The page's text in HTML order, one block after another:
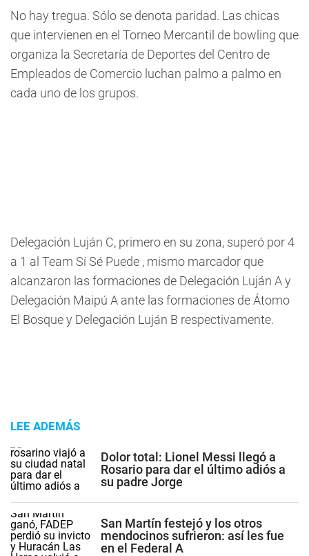
No hay tregua. Sólo se denota paridad. Las chicas
que intervienen en el Torneo Mercantil de bowling que
organiza la Secretaría de Deportes del Centro de
Empleados de Comercio luchan palmo a palmo en
cada uno de los grupos.
Delegación Luján C, primero en su zona, superó por 4
a 1 al Team Sí Sé Puede , mismo marcador que
alcanzaron las formaciones de Delegación Luján A y
Delegación Maipú A ante las formaciones de Átomo
El Bosque y Delegación Luján B respectivamente.
LEE ADEMÁS
Dolor total: Lionel Messi llegó a
Rosario para dar el último adiós a
su padre Jorge
San Martín festejó y los otros
mendocinos sufrieron: así les fue
en el Federal A